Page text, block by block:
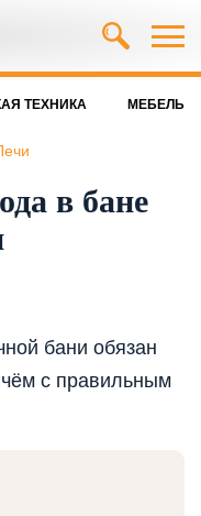
ТЕХНИКА МЕБЕЛЬ
в бане
бани обязан
с правильным